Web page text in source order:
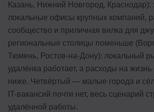
Казань, Нижний Новгород, Краснодар):
локальные офисы крупных компаний,
сообщество и приличная вилка для
региональные столицы поменьше
Тюмень, Ростов-на-Дону): локальный
удалёнка работает, а расходы на
ниже. Четвёртый — малые города и
IT-вакансий почти нет, весь сценарий
удалённой работы.